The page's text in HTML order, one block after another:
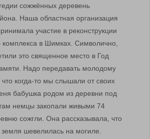
сожжённых деревень
Наша областная организация
участие в реконструкции
комплекса в Шимках. Символично,
это священное место в Год
Надо передавать молодому
когда-то мы слышали от своих
бабушка родом из деревни под
немцы закопали живыми 74
сожгли. Она рассказывала, что
земля шевелилась на могиле.